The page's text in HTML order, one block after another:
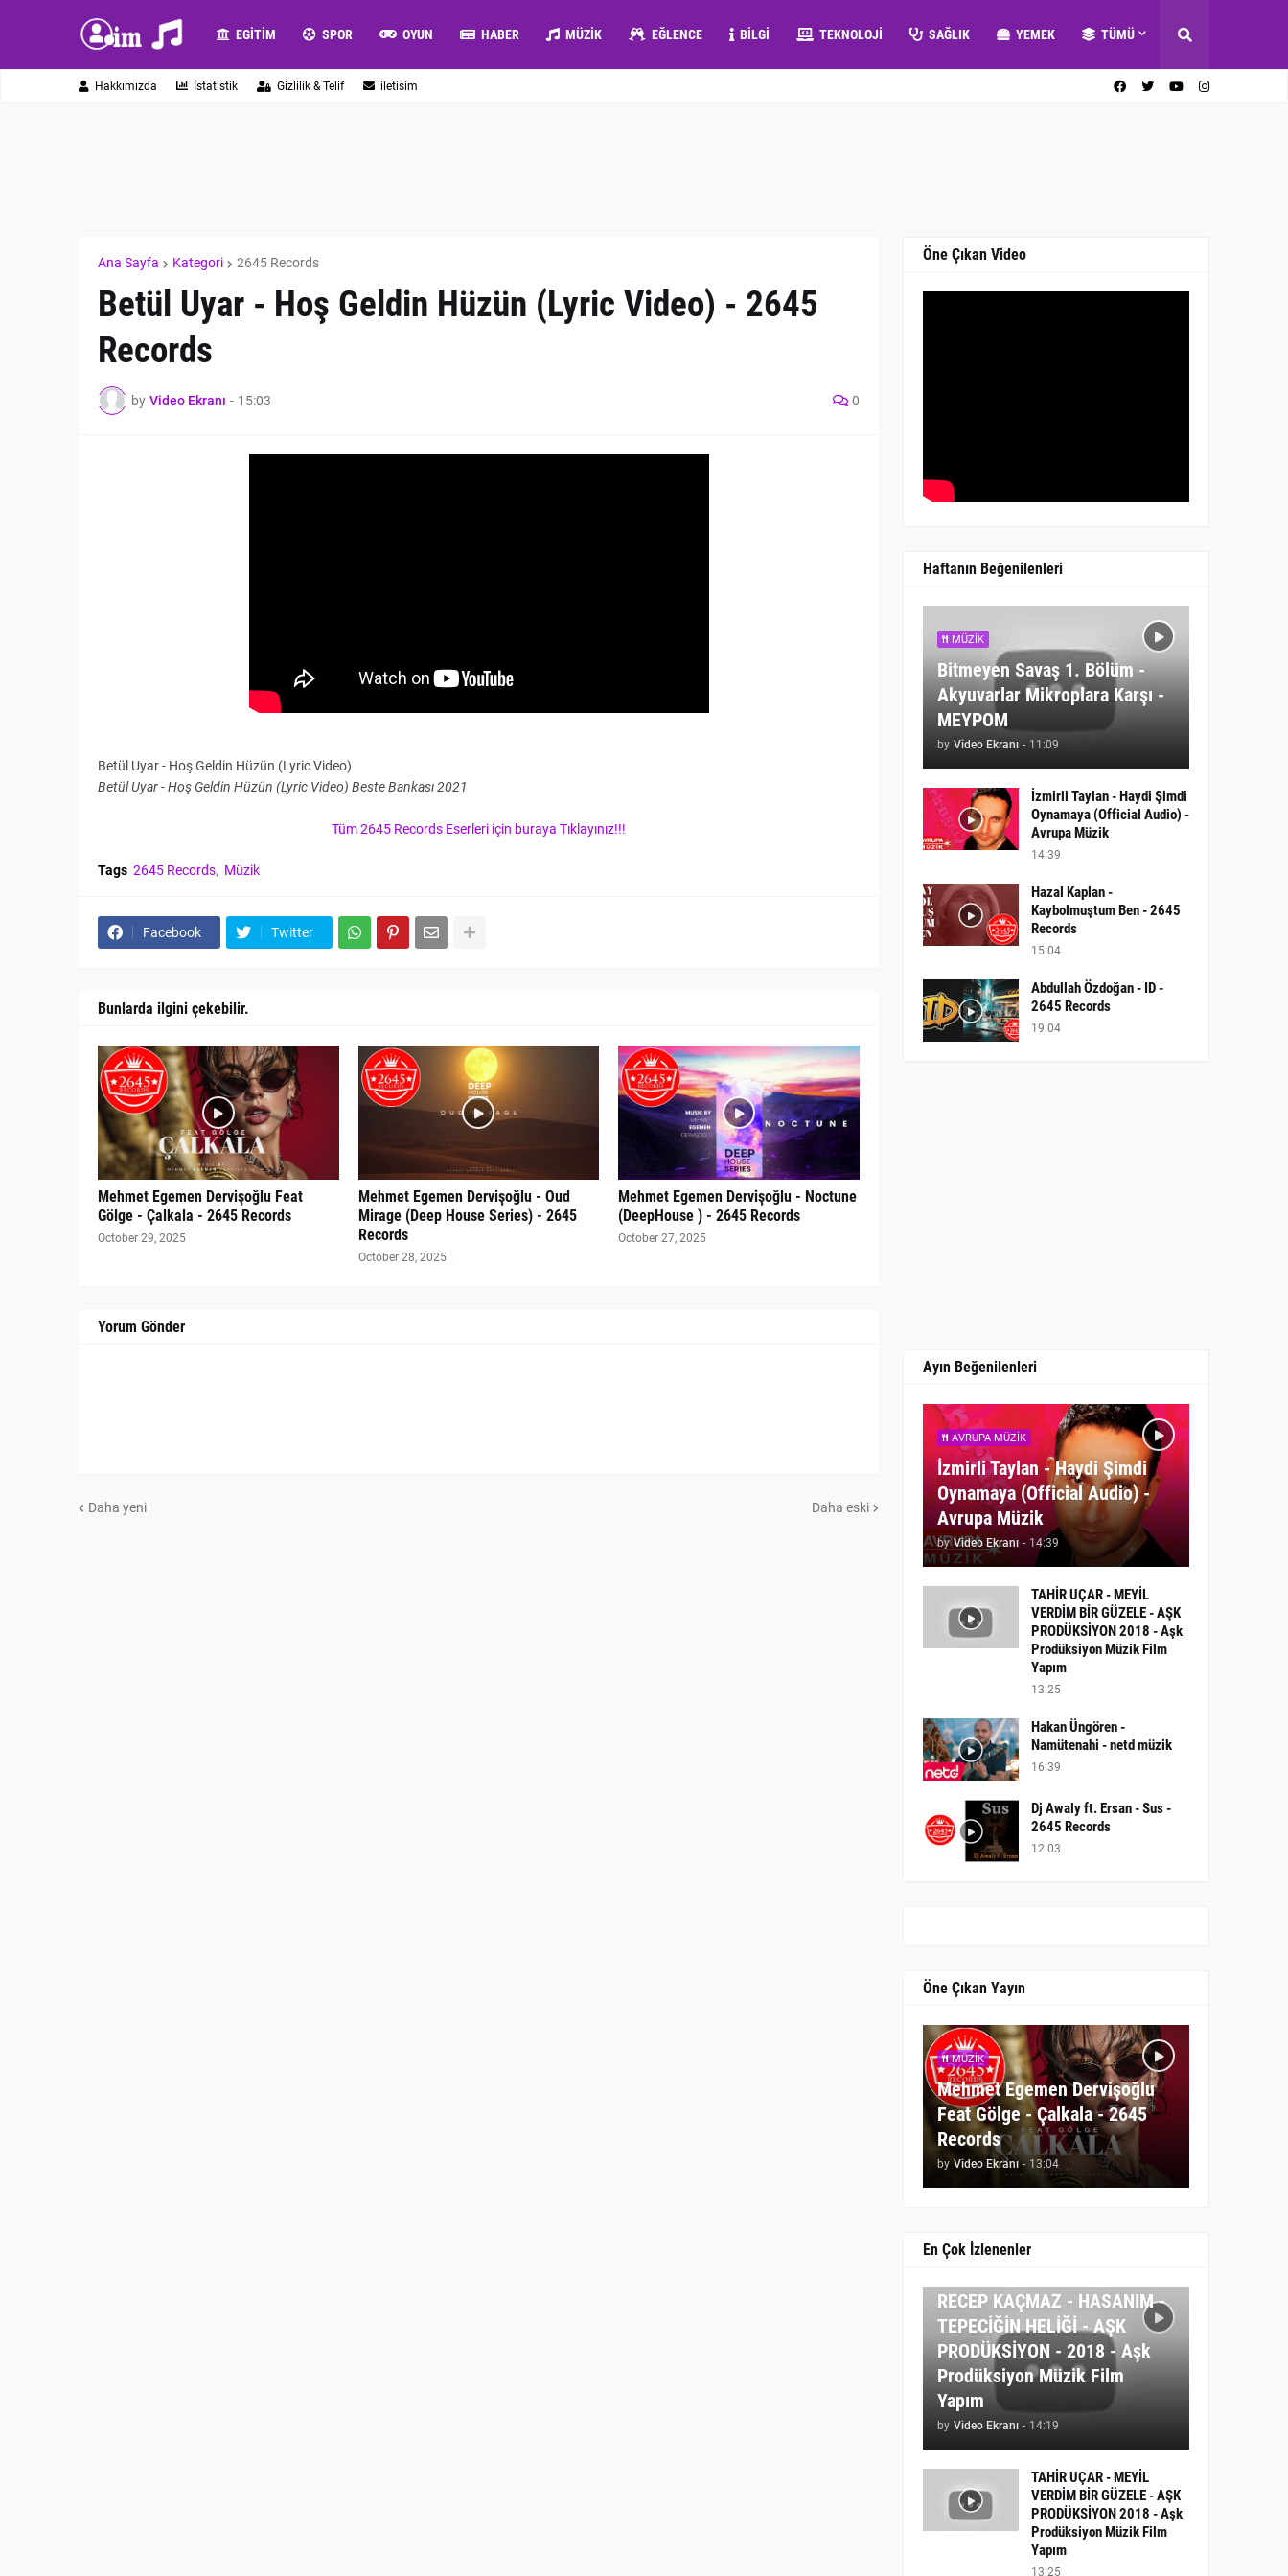
EGITIM SPOR OYUN HABER MÜZIK EĞLENCE BILGI TEKNOLOJI SAĞLIK YEMEK TÜMÜ
Hakkımızda İstatistik Gizlilik & Telif iletisim
Ana Sayfa Kategori 2645 Records
Betül Uyar - Hoş Geldin Hüzün (Lyric Video) - 2645
Records
by Video Ekranı - 15:03 0
Betül Uyar - Hoş Geldin Hüzün (Lyric Video)
Betül Uyar - Hoş Geldin Hüzün (Lyric Video) Beste Bankası 2021
Tüm 2645 Records Eserleri için buraya Tıklayınız!!!
Tags 2645 Records Müzik
Facebook Twitter
Bunlarda ilgini çekebilir.
Mehmet Egemen Dervişoğlu Feat
Gölge - Çalkala - 2645 Records
October 29, 2025
Mehmet Egemen Dervişoğlu - Oud
Mirage (Deep House Series) - 2645
Records
October 28, 2025
Mehmet Egemen Dervişoğlu - Noctune
(DeepHouse ) - 2645 Records
October 27, 2025
Yorum Gönder
Daha yeni Daha eski
Öne Çıkan Video
Haftanın Beğenilenleri
MÜZIK
Bitmeyen Savaş 1. Bölüm -
Akyuvarlar Mikroplara Karşı -
MEYPOM
by Video Ekranı - 11:09
İzmirli Taylan - Haydi Şimdi
Oynamaya (Official Audio) -
Avrupa Müzik
14:39
Hazal Kaplan -
Kaybolmuştum Ben - 2645
Records
15:04
Abdullah Özdoğan - ID -
2645 Records
19:04
Ayın Beğenilenleri
AVRUPA MÜZIK
İzmirli Taylan - Haydi Şimdi
Oynamaya (Official Audio) -
Avrupa Müzik
by Video Ekranı - 14:39
TAHİR UÇAR - MEYİL
VERDİM BİR GÜZELE - AŞK
PRODÜKSİYON 2018 - Aşk
Prodüksiyon Müzik Film
Yapım
13:25
Hakan Üngören -
Namütenahi - netd müzik
16:39
Dj Awaly ft. Ersan - Sus -
2645 Records
12:03
Öne Çıkan Yayın
MÜZIK
Mehmet Egemen Dervişoğlu
Feat Gölge - Çalkala - 2645
Records
by Video Ekranı - 13:04
En Çok İzlenenler
RECEP KAÇMAZ - HASANIM -
TEPECİĞİN HELİĞİ - AŞK
PRODÜKSİYON - 2018 - Aşk
Prodüksiyon Müzik Film
Yapım
by Video Ekranı - 14:19
TAHİR UÇAR - MEYİL
VERDİM BİR GÜZELE - AŞK
PRODÜKSİYON 2018 - Aşk
Prodüksiyon Müzik Film
Yapım
13:25